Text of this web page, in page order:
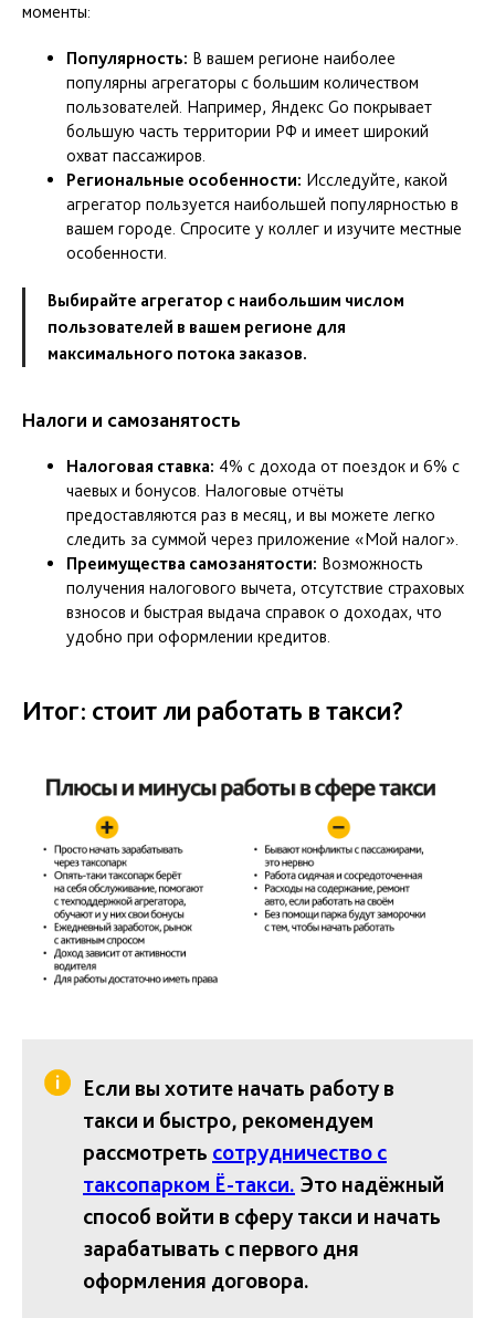
моменты:
Популярность: В вашем регионе наиболее
популярны агрегаторы с большим количеством
пользователей. Например, Яндекс Go покрывает
большую часть территории РФ и имеет широкий
охват пассажиров.
Региональные особенности: Исследуйте, какой
агрегатор пользуется наибольшей популярностью в
вашем городе. Спросите у коллег и изучите местные
особенности.
Выбирайте агрегатор с наибольшим числом
пользователей в вашем регионе для
максимального потока заказов.
Налоги и самозанятость
Налоговая ставка: 4% с дохода от поездок и 6% с
чаевых и бонусов. Налоговые отчёты
предоставляются раз в месяц, и вы можете легко
следить за суммой через приложение «Мой налог».
Преимущества самозанятости: Возможность
получения налогового вычета, отсутствие страховых
взносов и быстрая выдача справок о доходах, что
удобно при оформлении кредитов.
Итог: стоит ли работать в такси?
Если вы хотите начать работу в
такси и быстро, рекомендуем
рассмотреть сотрудничество с
таксопарком Ё-такси. Это надёжный
способ войти в сферу такси и начать
зарабатывать с первого дня
оформления договора.